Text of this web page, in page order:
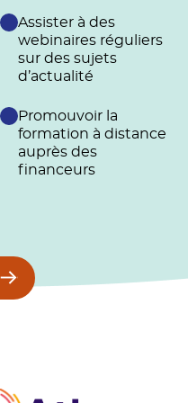
Assister à des
webinaires réguliers
sur des sujets
d’actualité
Promouvoir la
formation à distance
auprès des
financeurs